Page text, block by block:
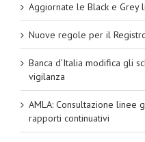
Aggiornate le Black e Grey
Nuove regole per il
Banca d’Italia modifica gli
vigilanza
AMLA: Consultazione linee
rapporti continuativi